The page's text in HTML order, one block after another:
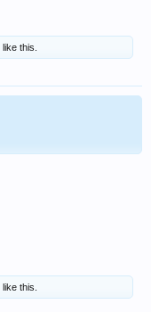
like this.
like this.